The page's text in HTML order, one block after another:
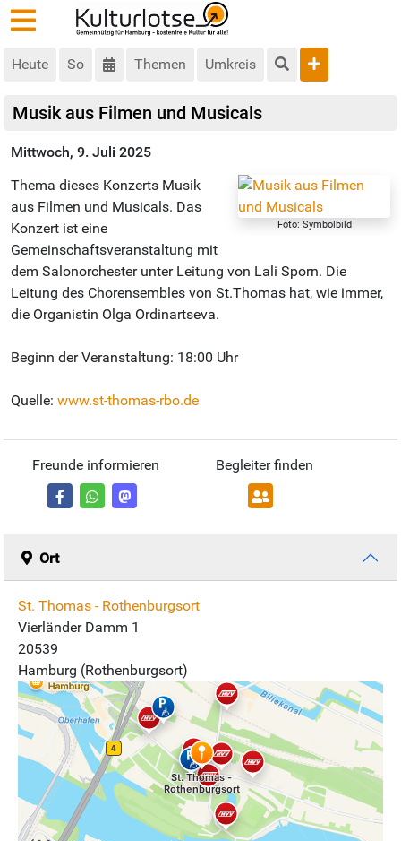
Heute So Themen Umkreis
Musik aus Filmen und Musicals
Mittwoch, 9. Juli 2025
Foto: Symbolbild
Thema dieses Konzerts Musik
aus Filmen und Musicals. Das
Konzert ist eine
Gemeinschaftsveranstaltung mit
dem Salonorchester unter Leitung von Lali Sporn. Die
Leitung des Chorensembles von St.Thomas hat, wie immer,
die Organistin Olga Ordinartseva.
Beginn der Veranstaltung: 18:00 Uhr
Quelle: www.st-thomas-rbo.de
Freunde informieren Begleiter finden
Ort
St. Thomas - Rothenburgsort
Vierländer Damm 1
20539
Hamburg (Rothenburgsort)